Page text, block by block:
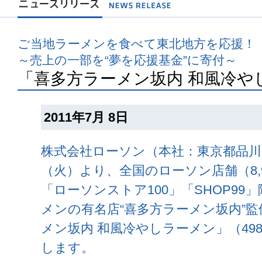
ご当地ラーメンを食べて東北地方を応援！
～売上の一部を“夢を応援基金”に寄付～
「喜多方ラーメン坂内 和風冷
2011年7月 8日
株式会社ローソン（本社：東京都品
（火）より、全国のローソン店舗（
「ローソンストア100」「SHOP99
メンの有名店“喜多方ラーメン坂内”
メン坂内 和風冷やしラーメン」（
します。